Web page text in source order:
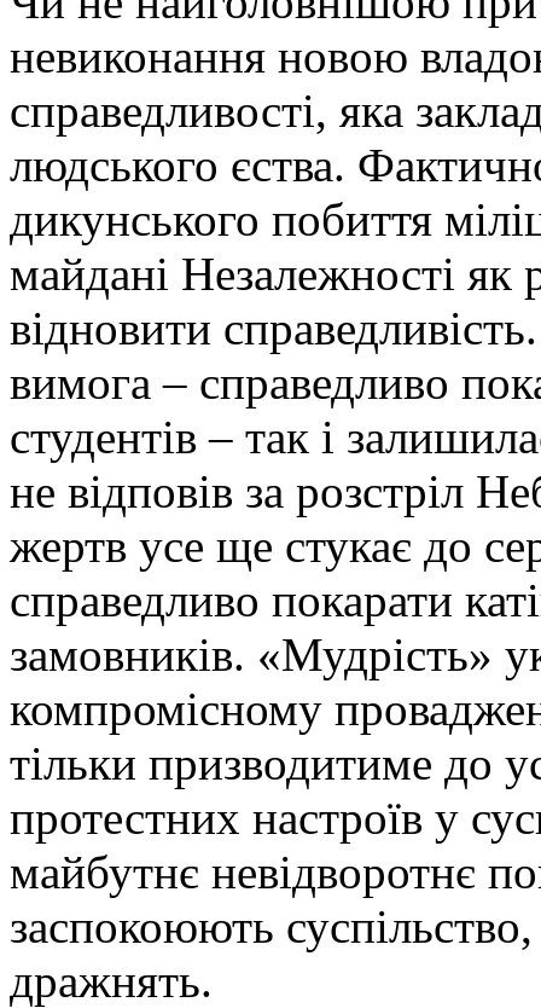
невиконання новою
справедливості, яка
людського єства.
дикунського побиття
майдані Незалежності як
відновити
вимога – справедливо
студентів – так і
не відповів за розстріл
жертв усе ще стукає до
справедливо покарати
замовників. «Мудрість»
компромісному
тільки призводитиме до
протестних настроїв у
майбутнє невідворотнє
заспокоюють
дражнять.